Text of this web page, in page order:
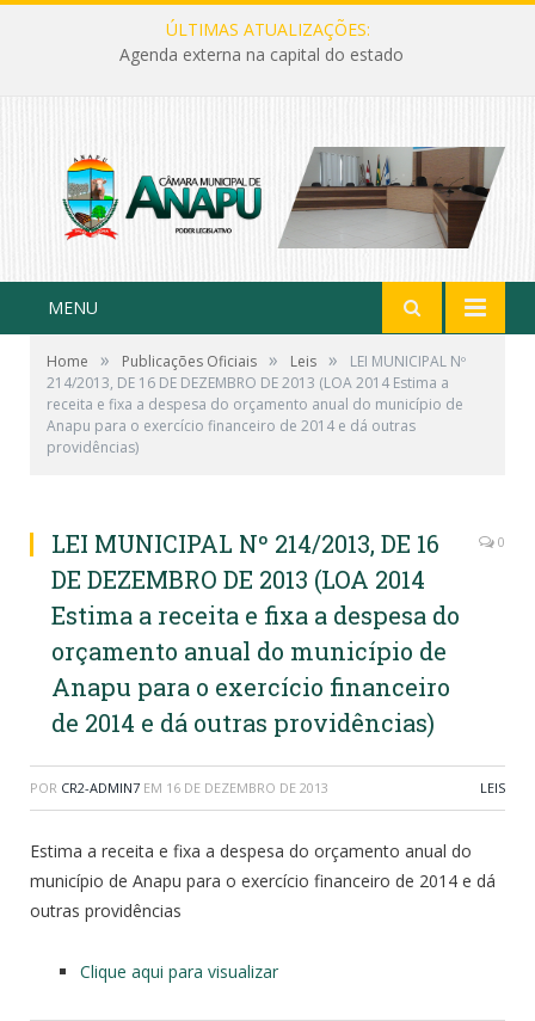
ÚLTIMAS ATUALIZAÇÕES:
Agenda externa na capital do estado
MENU
Home » Publicações Oficiais » Leis »
LEI MUNICIPAL Nº
214/2013, DE 16 DE DEZEMBRO DE 2013 (LOA 2014 Estima a
receita e fixa a despesa do orçamento anual do município de
Anapu para o exercício financeiro de 2014 e dá outras
providências)
LEI MUNICIPAL Nº 214/2013, DE 16
DE DEZEMBRO DE 2013 (LOA 2014
Estima a receita e fixa a despesa do
orçamento anual do município de
Anapu para o exercício financeiro
de 2014 e dá outras providências)
0
POR CR2-ADMIN7 EM 16 DE DEZEMBRO DE 2013 LEIS
Estima a receita e fixa a despesa do orçamento anual do
município de Anapu para o exercício financeiro de 2014 e dá
outras providências
Clique aqui para visualizar